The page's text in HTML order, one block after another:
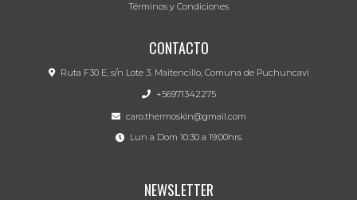
Términos y Condiciones
CONTACTO
Ruta F30 E, s/n Lote 3. Maitencillo, Comuna de Puchuncavi
+56971342275
caro.thermoskin@gmail.com
Lun a Dom 10:30 a 19:00hrs
NEWSLETTER